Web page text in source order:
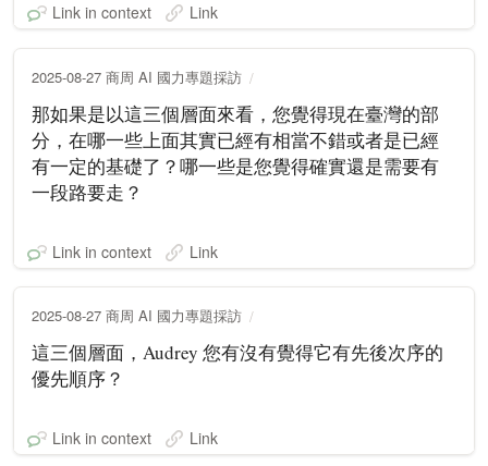
Link in context Link
2025-08-27 商周 AI 國力專題採訪
那如果是以這三個層面來看，您覺得現在臺灣的部
分，在哪一些上面其實已經有相當不錯或者是已經
有一定的基礎了？哪一些是您覺得確實還是需要有
一段路要走？
Link in context Link
2025-08-27 商周 AI 國力專題採訪
這三個層面，Audrey 您有沒有覺得它有先後次序的
優先順序？
Link in context Link